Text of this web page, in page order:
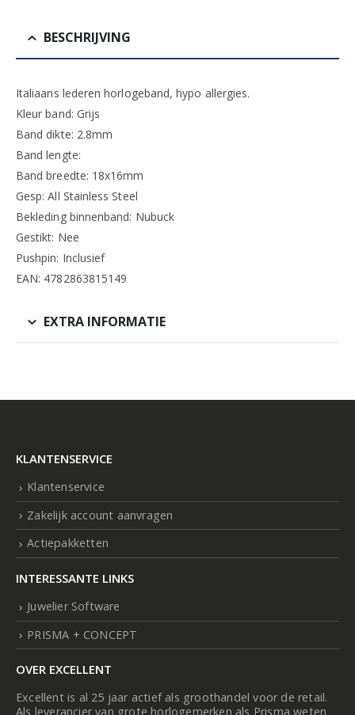
BESCHRIJVING
Italiaans lederen horlogeband, hypo allergies.
Kleur band: Grijs
Band dikte: 2.8mm
Band lengte:
Band breedte: 18x16mm
Gesp: All Stainless Steel
Bekleding binnenband: Nubuck
Gestikt: Nee
Pushpin: Inclusief
EAN: 4782863815149
EXTRA INFORMATIE
KLANTENSERVICE
Klantenservice
Zakelijk account aanvragen
Actiepakketten
INTERESSANTE LINKS
Juwelier Software
PRISMA + CONCEPT
OVER EXCELLENT
Excellent is al 25 jaar actief als groothandel voor de retail.
Als leverancier van grote horlogemerken als Prisma weten